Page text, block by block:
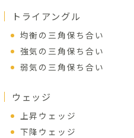
トライアングル
均衡の三角保ち合い
強気の三角保ち合い
弱気の三角保ち合い
ウェッジ
上昇ウェッジ
下降ウェッジ